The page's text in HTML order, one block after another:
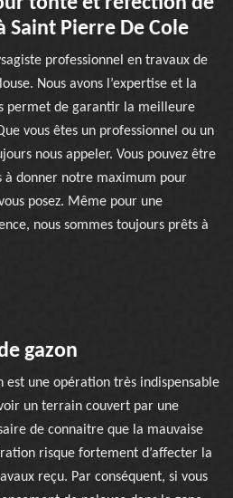
Saint Pierre De Cole
professionnel en travaux de
Nous avons l’expertise et la
permet de garantir la meilleure
vous êtes un professionnel ou un
nous appeler. Vous pouvez être
à donner notre maximum pour
posez. Même pour une
nous sommes toujours prêts à
gazon
est une opération très indispensable
un terrain couvert par une
de connaitre que la mauvaise
risque fortement d’affecter la
reçu. Par conséquent, si vous